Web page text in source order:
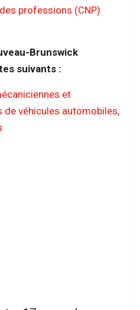
professions (CNP)
Brunswick
suivants :
et
véhicules automobiles,